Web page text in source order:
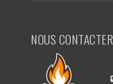
NOUS CONTACTER